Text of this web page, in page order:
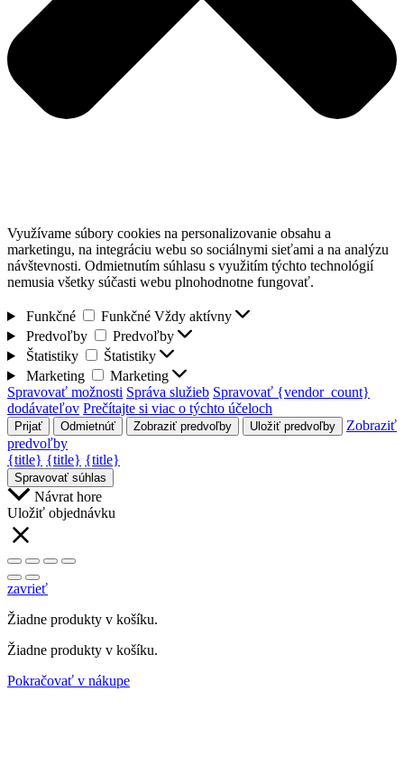
Využívame súbory cookies na personalizovanie obsahu a
marketingu, na integráciu webu so sociálnymi sieťami a na analýzu
návštevnosti. Odmietnutím súhlasu s využitím týchto technológií
nemusia všetky súčasti webu plnohodnotne fungovať.
Funkčné Funkčné Vždy aktívny
Predvoľby
Predvoľby
Štatistiky
Štatistiky
Marketing
Marketing
Spravovať možnosti Správa služieb Spravovať {vendor_count}
dodávateľov Prečítajte si viac o týchto účeloch
Prijať Odmietnúť Zobraziť predvoľby Uložiť predvoľby
Zobraziť
predvoľby
{title} {title} {title}
Spravovať súhlas
Návrat hore
Uložiť objednávku
zavrieť
Žiadne produkty v košíku.
Žiadne produkty v košíku.
Pokračovať v nákupe